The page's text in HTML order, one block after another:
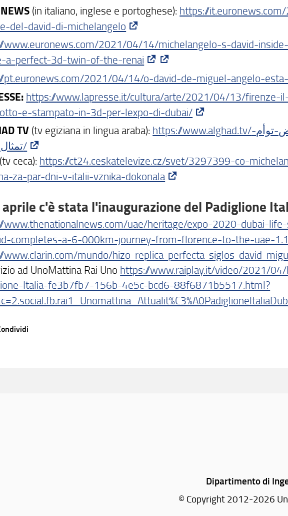
(in italiano, inglese e portoghese): https://
del-david-di-michelangelo
www.euronews.com/2021/04/14/michelangelo-s-david-
a-perfect-3d-twin-of-the-renai
pt.euronews.com/2021/04/14/o-david-de-miguel-angelo-
https://www.lapresse.it/cultura/arte/2021/04/13/firenze-
e-stampato-in-3d-per-lexpo-di-dubai/
TV (tv egiziana in lingua araba): https://www.alghad.tv/معرض-إكسبو-دبي-يشهد-عرض-توأم-
تمثال-ديفي/
(tv ceca): https://ct24.ceskatelevize.cz/svet/3297399-co-
za-par-dni-v-italii-vznika-dokonala
c'è stata l'inaugurazione del Padiglione
www.thenationalnews.com/uae/heritage/expo-2020-dubai-
completes-a-6-000km-journey-from-florence-to-the-uae-
www.clarin.com/mundo/hizo-replica-perfecta-siglos-david-
ad UnoMattina Rai Uno https://www.raiplay.it/video/2021/
Italia-fe3b7fb7-156b-4e5c-bcd6-88f6871b5517.html?
Dipartimento di
© Copyright 2012-2026